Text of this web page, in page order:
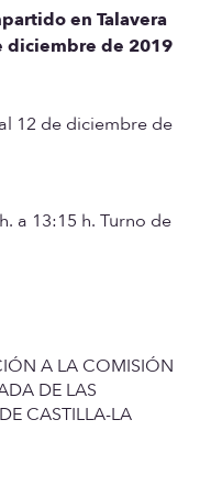
en Talavera
diciembre de 2019
12 de diciembre de
a 13:15 h. Turno de
A LA COMISIÓN
DE LAS
CASTILLA-LA